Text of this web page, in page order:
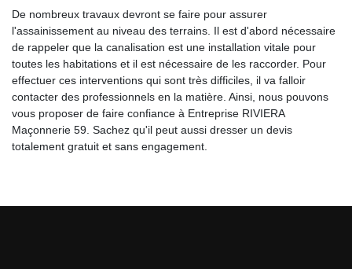
De nombreux travaux devront se faire pour assurer
l'assainissement au niveau des terrains. Il est d'abord nécessaire
de rappeler que la canalisation est une installation vitale pour
toutes les habitations et il est nécessaire de les raccorder. Pour
effectuer ces interventions qui sont très difficiles, il va falloir
contacter des professionnels en la matière. Ainsi, nous pouvons
vous proposer de faire confiance à Entreprise RIVIERA
Maçonnerie 59. Sachez qu'il peut aussi dresser un devis
totalement gratuit et sans engagement.